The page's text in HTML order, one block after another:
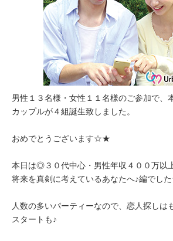
男性１３名様・女性１１名様のご参加で、
カップルが４組誕生致しました。
おめでとうございます☆★
本日は◎３０代中心・男性年収４００万以
将来を真剣に考えているあなたへ♪編でし
人数の多いパーティーなので、恋人探しは
スタートも♪